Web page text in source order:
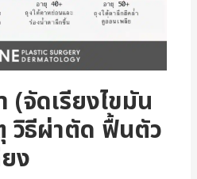
(จัดเรียงไขมัน
วิธีผ่าตัด ฟื้นตัว
ง